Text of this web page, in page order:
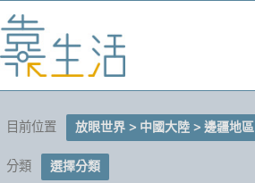
目前位置 放眼世界 > 中國大陸 > 邊疆地區
分類 選擇分類